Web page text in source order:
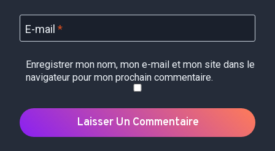
E-mail *
Enregistrer mon nom, mon e-mail et mon site dans le
navigateur pour mon prochain commentaire.